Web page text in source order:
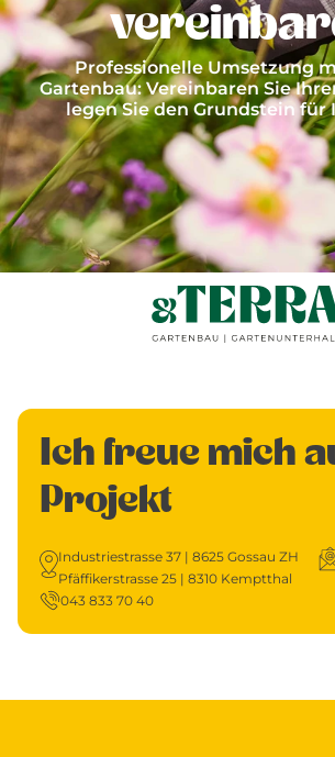
Professionelle Umsetzung
Gartenbau: Vereinbaren Sie
legen Sie den Grundstein für
Ich freue mich
Projekt
Industriestrasse 37 | 8625 Gossau ZH
Pfäffikerstrasse 25 | 8310 Kemptthal
043 833 70 40